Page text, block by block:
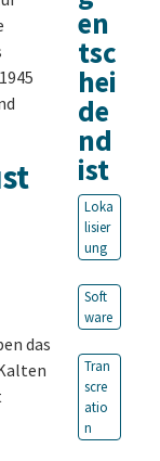
das
en
tsc
hei
de
nd
ist
Loka
lisier
ung
Soft
ware
Tran
scre
atio
n